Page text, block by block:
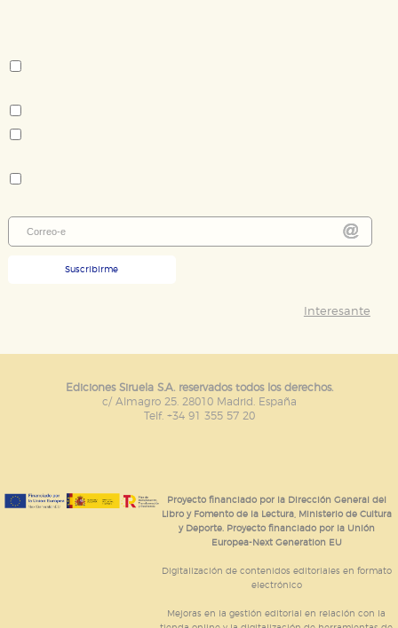
Suscribirme
Interesante
Ediciones Siruela S.A. reservados todos los derechos.
c/ Almagro 25. 28010 Madrid. España
Telf. +34 91 355 57 20
Proyecto financiado por la Dirección General del
Libro y Fomento de la Lectura, Ministerio de Cultura
y Deporte. Proyecto financiado por la Unión
Europea-Next Generation EU
Digitalización de contenidos editoriales en formato
electrónico
Mejoras en la gestión editorial en relación con la